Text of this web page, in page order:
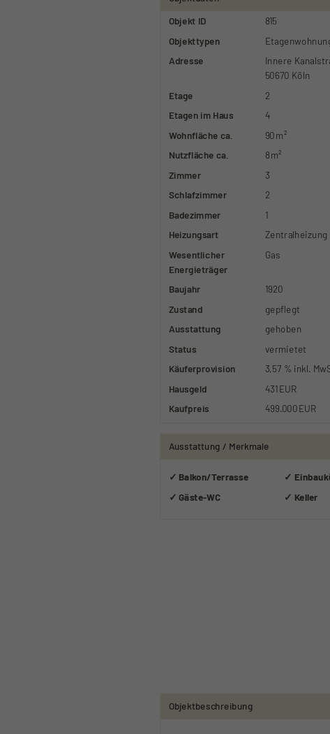
Objekt ID
815
Objekttypen
Adresse
Innere
50670 Köln
Etage
2
Etagen im Haus
4
Wohnfläche ca.
90 m²
Nutzfläche ca.
8 m²
Zimmer
3
Schlafzimmer
2
Badezimmer
1
Heizungsart
Zentralheizung
Wesentlicher
Energieträger
Gas
Baujahr
1920
Zustand
gepflegt
Ausstattung
gehoben
Status
vermietet
Käufer­provision
3,57 % inkl.
Hausgeld
431 EUR
Kaufpreis
499.000 EUR
Ausstattung / Merkmale
✓ Balkon/Terrasse
✓
✓ Gäste-WC
✓ Keller
Objekt­beschreibung